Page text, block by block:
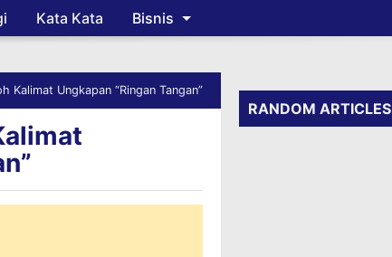
content
Kata Kata Bisnis
Kalimat Ungkapan “Ringan Tangan”
RANDOM ARTICLES